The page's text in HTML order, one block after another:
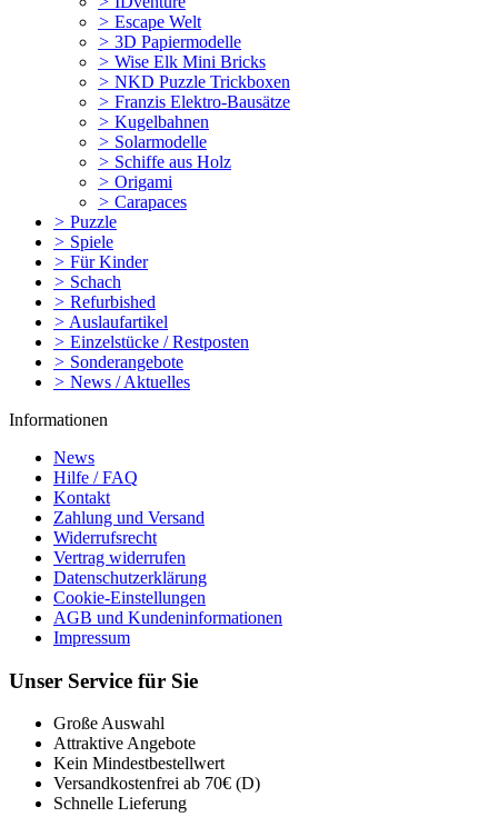
> Escape Welt
> 3D Papiermodelle
> Wise Elk Mini Bricks
> NKD Puzzle Trickboxen
> Franzis Elektro-Bausätze
> Kugelbahnen
> Solarmodelle
> Schiffe aus Holz
> Origami
> Carapaces
> Puzzle
> Spiele
> Für Kinder
> Schach
> Refurbished
> Auslaufartikel
> Einzelstücke / Restposten
> Sonderangebote
> News / Aktuelles
Informationen
News
Hilfe / FAQ
Kontakt
Zahlung und Versand
Widerrufsrecht
Vertrag widerrufen
Datenschutzerklärung
Cookie-Einstellungen
AGB und Kundeninformationen
Impressum
Unser Service für Sie
Große Auswahl
Attraktive Angebote
Kein Mindestbestellwert
Versandkostenfrei ab 70€ (D)
Schnelle Lieferung